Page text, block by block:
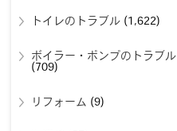
トイレのトラブル(1,622)
ボイラー・ポンプのトラブル
(709)
リフォーム (9)